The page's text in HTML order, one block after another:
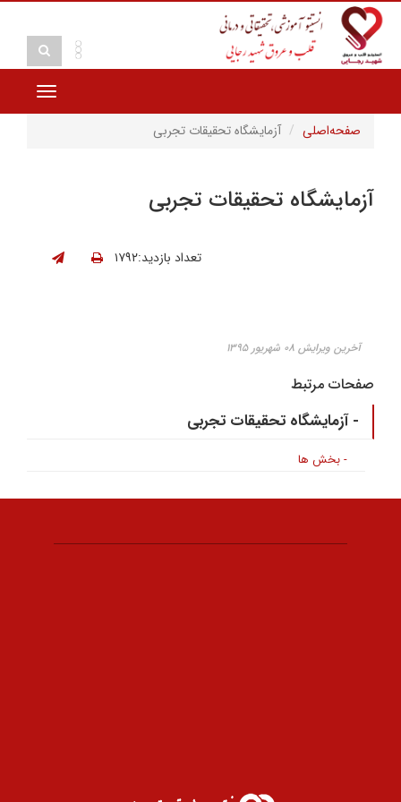
Toggle
صفحه‌اصلی
آزمایشگاه تحقیقات تجربی
آزمایشگاه تحقیقات تجربی
تعداد بازدید:۱۷۹۲
آخرین ویرایش ۰۸ شهریور ۱۳۹۵
صفحات مرتبط
- آزمایشگاه تحقیقات تجربی
- بخش ها